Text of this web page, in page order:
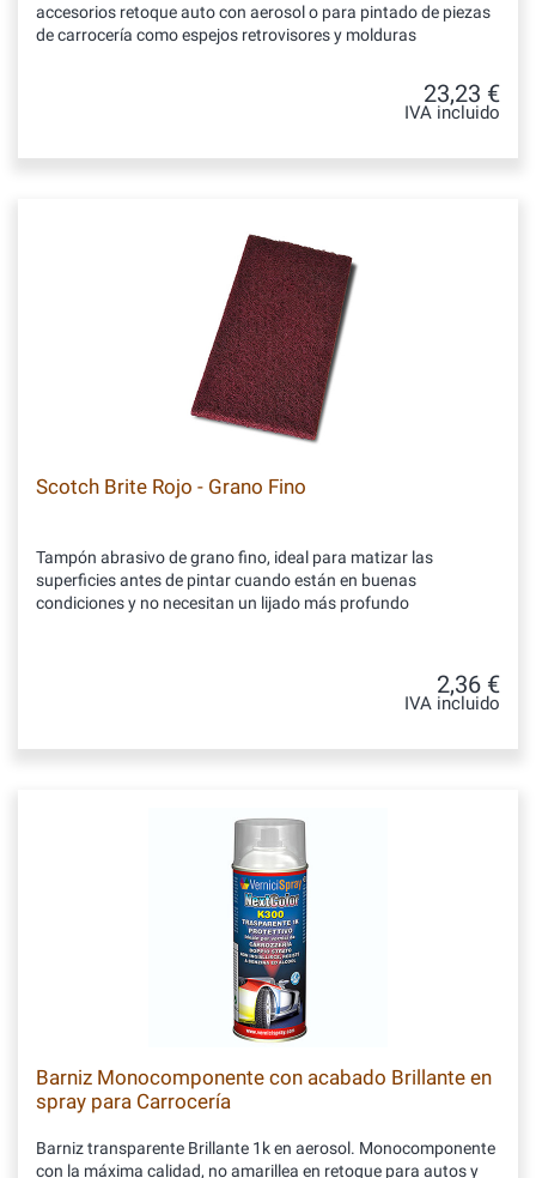
accesorios retoque auto con aerosol o para pintado de piezas
de carrocería como espejos retrovisores y molduras
23,23 €
IVA incluido
Scotch Brite Rojo - Grano Fino
Tampón abrasivo de grano fino, ideal para matizar las
superficies antes de pintar cuando están en buenas
condiciones y no necesitan un lijado más profundo
2,36 €
IVA incluido
Barniz Monocomponente con acabado Brillante en
spray para Carrocería
Barniz transparente Brillante 1k en aerosol. Monocomponente
con la máxima calidad, no amarillea en retoque para autos y